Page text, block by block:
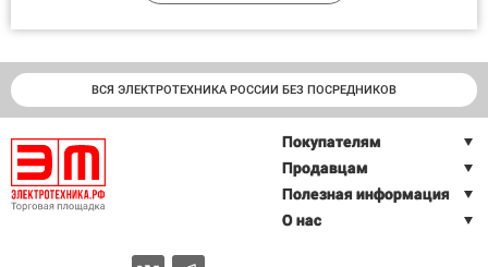
ВСЯ ЭЛЕКТРОТЕХНИКА РОССИИ БЕЗ ПОСРЕДНИКОВ
Покупателям
Продавцам
Полезная информация
О нас